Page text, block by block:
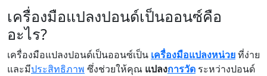
เครื่องมือแปลงปอนด์เป็นออนซ์คือ
อะไร?
เครื่องมือแปลงปอนด์เป็นออนซ์เป็น เครื่องมือแปลงหน่วยที่ง่าย
และมีประสิทธิภาพ ซึ่งช่วยให้คุณ แปลงการวัด ระหว่างปอนด์